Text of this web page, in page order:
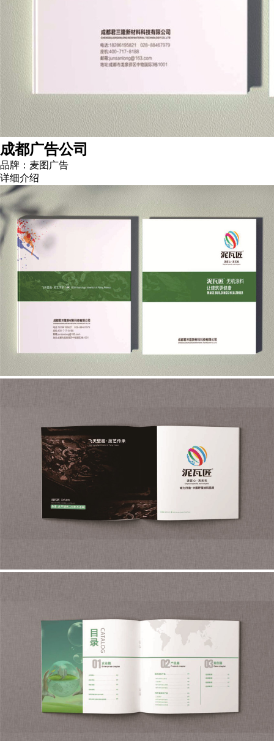
成都广告公司
品牌：麦图广告
详细介绍